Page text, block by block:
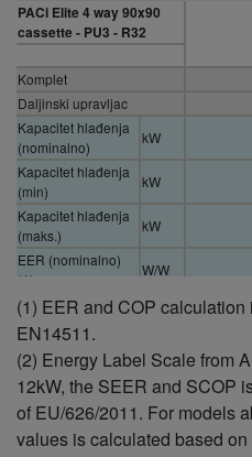
PACi Elite 4 way 90x90
cassette - PU3 - R32
Komplet
Daljinski upravljac
Kapacitet hlađenja
(nominalno)
kW
Kapacitet hlađenja
(min)
kW
Kapacitet hlađenja
(maks.)
kW
EER (nominalno)
(1)
W/W
EER (min) (1)
W/W
EER (Max) (1)
SEER/ηsc (2)
%
Pdesign (hlađenje) kW
Hlađenje- ulazna
električna snaga
(nominalno)
kW
(1) EER and COP
EN14511.
(2) Energy Label Scale from
12kW, the SEER and SCOP
of EU/626/2011. For models
values is calculated based